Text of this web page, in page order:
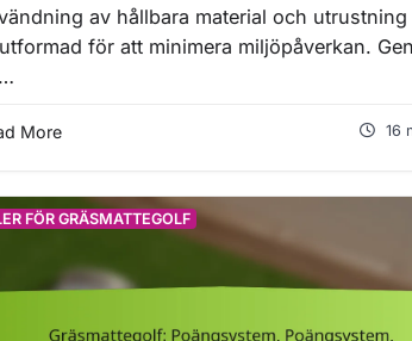
av hållbara material och
för att minimera miljöpåverkan.
More 16
FÖR GRÄSMATTEGOLF